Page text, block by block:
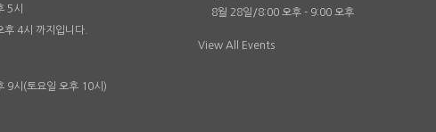
5시
후 4시 까지입니다.
9시(토요일 오후 10시)
8월 28일/8:00 오후 - 9:00 오후
View All Events